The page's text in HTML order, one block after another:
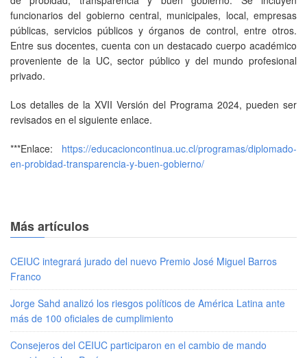
funcionarios del gobierno central, municipales, local, empresas
públicas, servicios públicos y órganos de control, entre otros.
Entre sus docentes, cuenta con un destacado cuerpo académico
proveniente de la UC, sector público y del mundo profesional
privado.
Los detalles de la XVII Versión del Programa 2024, pueden ser
revisados en el siguiente enlace.
***Enlace: https://educacioncontinua.uc.cl/programas/diplomado-
en-probidad-transparencia-y-buen-gobierno/
Más artículos
CEIUC integrará jurado del nuevo Premio José Miguel Barros
Franco
Jorge Sahd analizó los riesgos políticos de América Latina ante
más de 100 oficiales de cumplimiento
Consejeros del CEIUC participaron en el cambio de mando